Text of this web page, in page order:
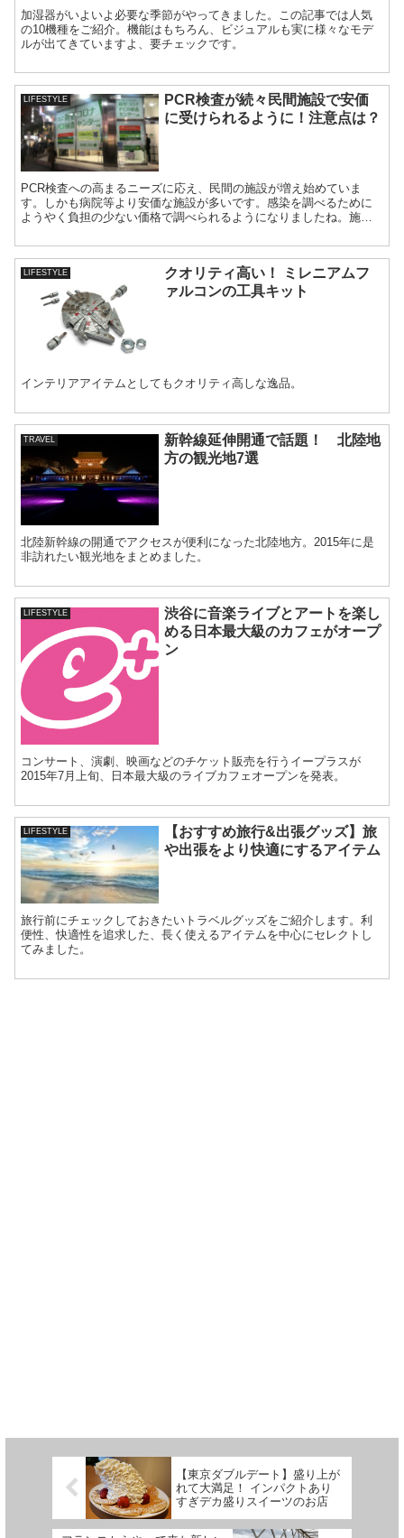
加湿器がいよいよ必要な季節がやってきました。この記事では人気
の10機種をご紹介。機能はもちろん、ビジュアルも実に様々なモデ
ルが出てきていますよ、要チェックです。
LIFESTYLE
PCR検査が続々民間施設で安価
に受けられるように！注意点は？
PCR検査への高まるニーズに応え、民間の施設が増え始めていま
す。しかも病院等より安価な施設が多いです。感染を調べるために
ようやく負担の少ない価格で調べられるようになりましたね。施設
LIFESTYLE
クオリティ高い！ ミレニアムフ
ァルコンの工具キット
インテリアアイテムとしてもクオリティ高しな逸品。
TRAVEL
新幹線延伸開通で話題！ 北陸地
方の観光地7選
北陸新幹線の開通でアクセスが便利になった北陸地方。2015年に是
非訪れたい観光地をまとめました。
LIFESTYLE
渋谷に音楽ライブとアートを楽し
める日本最大級のカフェがオープ
ン
コンサート、演劇、映画などのチケット販売を行うイープラスが
2015年7月上旬、日本最大級のライブカフェオープンを発表。
LIFESTYLE
【おすすめ旅行&出張グッズ】旅
や出張をより快適にするアイテム
旅行前にチェックしておきたいトラベルグッズをご紹介します。利
便性、快適性を追求した、長く使えるアイテムを中心にセレクトし
てみました。
【東京ダブルデート】盛り上が
れて大満足！ インパクトあり
すぎデカ盛りスイーツのお店